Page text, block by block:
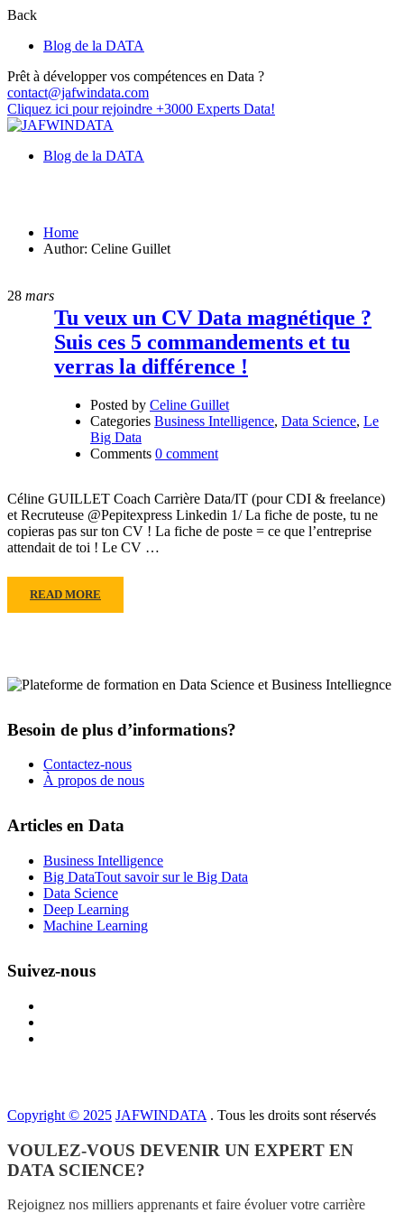
Back
Blog de la DATA
Prêt à développer vos compétences en Data ?
contact@jafwindata.com
Cliquez ici pour rejoindre +3000 Experts Data!
Blog de la DATA
Home
Author: Celine Guillet
28 mars
Tu veux un CV Data magnétique ?
Suis ces 5 commandements et tu
verras la différence !
Posted by Celine Guillet
Categories Business Intelligence, Data Science, Le
Big Data
Comments 0 comment
Céline GUILLET Coach Carrière Data/IT (pour CDI & freelance)
et Recruteuse @Pepitexpress Linkedin 1/ La fiche de poste, tu ne
copieras pas sur ton CV ! La fiche de poste = ce que l’entreprise
attendait de toi ! Le CV …
READ MORE
Besoin de plus d’informations?
Contactez-nous
À propos de nous
Articles en Data
Business Intelligence
Big DataTout savoir sur le Big Data
Data Science
Deep Learning
Machine Learning
Suivez-nous
Copyright © 2025 JAFWINDATA . Tous les droits sont réservés
VOULEZ-VOUS DEVENIR UN EXPERT EN
DATA SCIENCE?
Rejoignez nos milliers apprenants et faire évoluer votre carrière